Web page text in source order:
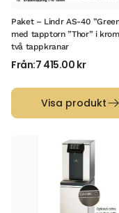
Paket – Lindr AS-40
med tapptorn ”Thor” i
två tappkranar
Från:7 415.00 kr
Visa produkt